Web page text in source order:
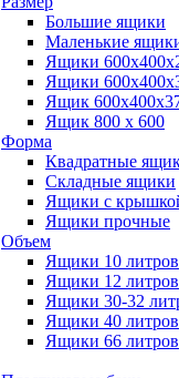
Большие ящики
Маленькие
Ящики
Ящики
Ящик
Ящик 800 х 600
Форма
Квадратные
Складные ящики
Ящики с
Ящики прочные
Объем
Ящики 10 литров
Ящики 12 литров
Ящики 30-32
Ящики 40 литров
Ящики 66 литров